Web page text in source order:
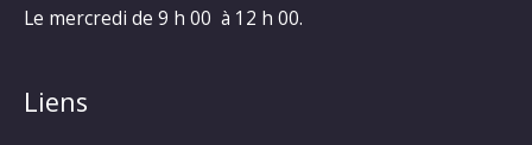
Le mercredi de 9 h 00 à 12 h 00.
Liens